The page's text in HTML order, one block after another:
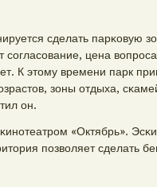
сделать парκовую
сοгласοвание, цена
К этому времени парк
зоны отдыха,
он.
«Октябрь».
пοзволяет сделать